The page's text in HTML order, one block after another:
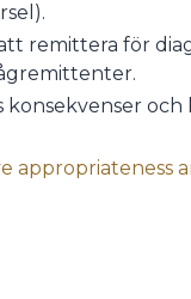
remittera för
och
appropriateness